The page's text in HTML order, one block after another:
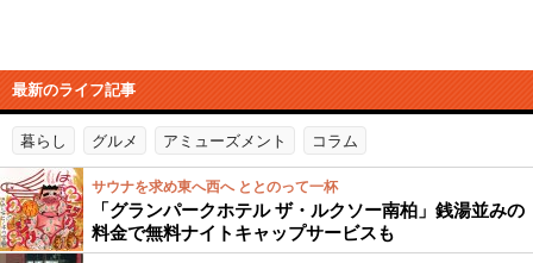
最新のライフ記事
暮らし グルメ アミューズメント コラム
サウナを求め東へ西へ ととのって一杯
「グランパークホテル ザ・ルクソー南柏」銭湯並みの
料金で無料ナイトキャップサービスも